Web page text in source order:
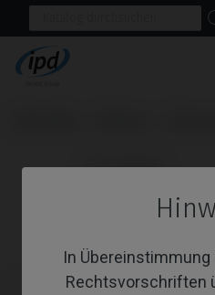
In
Rechtsvorschriften
                      Scanbodies